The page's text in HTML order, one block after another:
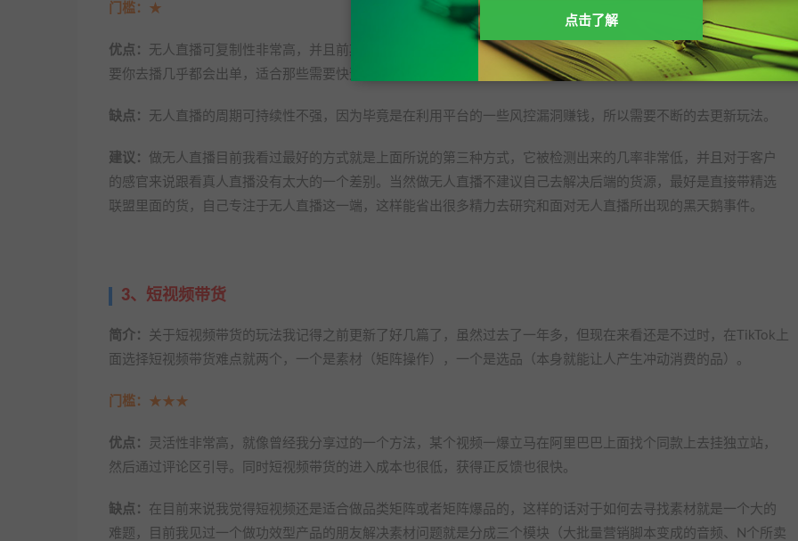
门槛： ★
优点： 无人直播可复制性非常高，并且前期投入的成本非常低，并且在我目前所掌握的数据情况来看，在东南亚只
要你去播几乎都会出单，适合那些需要快速正反馈的团队。
缺点： 无人直播的周期可持续性不强，因为毕竟是在利用平台的一些风控漏洞赚钱，所以需要不断的去更新玩法。
建议： 做无人直播目前我看过最好的方式就是上面所说的第三种方式，它被检测出来的几率非常低，并且对于客户
的感官来说跟看真人直播没有太大的一个差别。当然做无人直播不建议自己去解决后端的货源，最好是直接带精选
联盟里面的货，自己专注于无人直播这一端，这样能省出很多精力去研究和面对无人直播所出现的黑天鹅事件。
3、短视频带货
简介： 关于短视频带货的玩法我记得之前更新了好几篇了，虽然过去了一年多，但现在来看还是不过时，在TikTok上
面选择短视频带货难点就两个，一个是素材（矩阵操作），一个是选品（本身就能让人产生冲动消费的品）。
门槛： ★★★
优点：
灵活性非常高，就像曾经我分享过的一个方法，某个视频一爆立马在阿里巴巴上面找个同款上去挂独立站，
然后通过评论区引导。同时短视频带货的进入成本也很低，获得正反馈也很快。
缺点： 在目前来说我觉得短视频还是适合做品类矩阵或者矩阵爆品的，这样的话对于如何去寻找素材就是一个大的
难题，目前我见过一个做功效型产品的朋友解决素材问题就是分成三个模块（大批量营销脚本变成的音频、N个所卖
点击了解